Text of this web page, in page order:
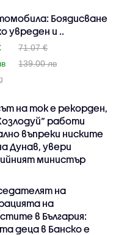
Боядисване
увреден и ..
71.07 €
139.00 лв
на ток е рекорден,
работи
въпреки ниските
Дунав, увери
министър
на
на
в България:
деца в Банско е